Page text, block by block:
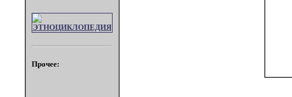
Прочее: